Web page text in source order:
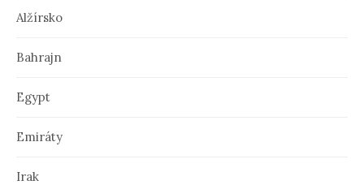
Alžírsko
Bahrajn
Egypt
Emiráty
Irak